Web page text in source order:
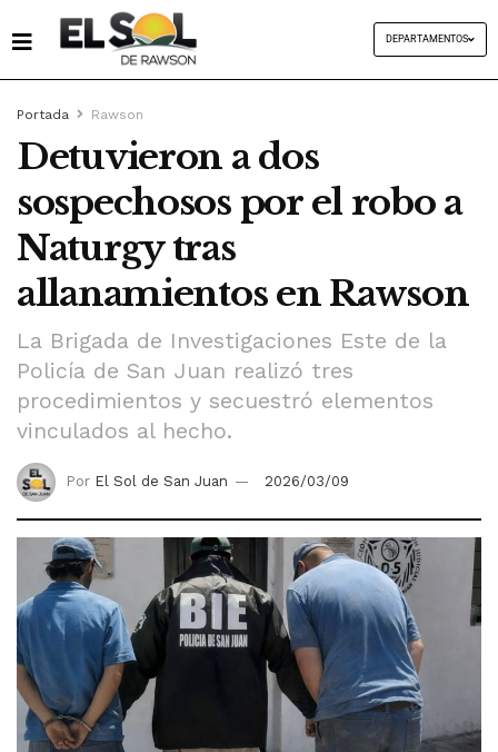
DEPARTAMENTOS
Portada Rawson
Detuvieron a dos
sospechosos por el robo a
Naturgy tras
allanamientos en Rawson
La Brigada de Investigaciones Este de la
Policía de San Juan realizó tres
procedimientos y secuestró elementos
vinculados al hecho.
Por El Sol de San Juan 2026/03/09